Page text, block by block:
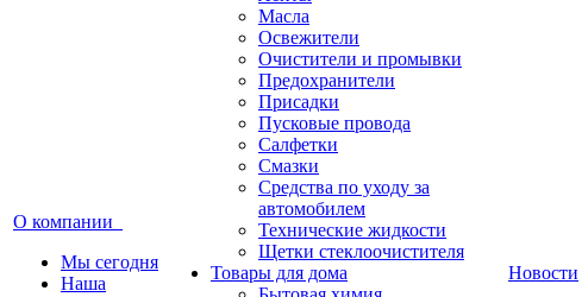
О компании
Мы сегодня
Наша
Масла
Освежители
Очистители и промывки
Предохранители
Присадки
Пусковые провода
Салфетки
Смазки
Средства по уходу за
автомобилем
Технические жидкости
Щетки стеклоочистителя
Товары для дома
Новости